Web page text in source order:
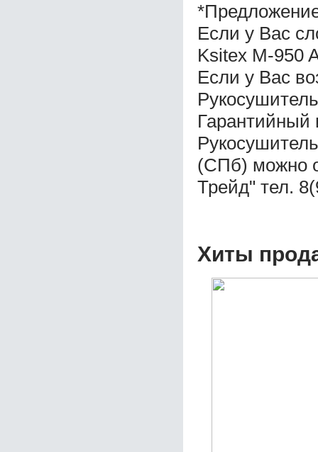
Если у Вас
Ksitex M-950
Если у Вас
Гарантийный
(СПб) можно
Трейд" тел.
Хиты